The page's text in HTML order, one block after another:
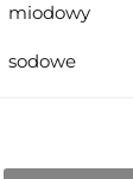
miodowy
sodowe